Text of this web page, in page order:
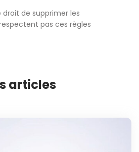
droit de supprimer les
pas ces règles
articles